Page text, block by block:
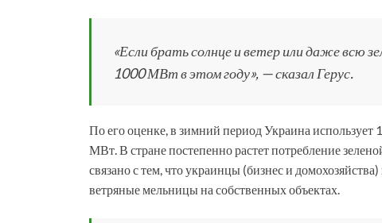
«Если брать солнце и ветер или даже всю
1000 МВт в этом году», — сказал Герус.
По его оценке, в зимний период Украина
МВт. В стране постепенно растет потребление
связано с тем, что украинцы (бизнес и
ветряные мельницы на собственных объектах.